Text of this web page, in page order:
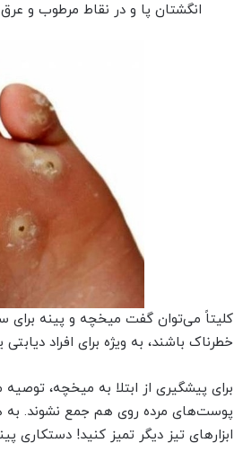
انگشتان پا و در نقاط مرطوب و
کلیتاً می‌توان گفت میخچه و پینه برای
خطرناک باشند، به ویژه برای افراد
برای پیشگیری از ابتلا به میخچه،
پوست‌های مرده روی هم جمع نشوند. به
ابزارهای تیز دیگر تمیز کنید!